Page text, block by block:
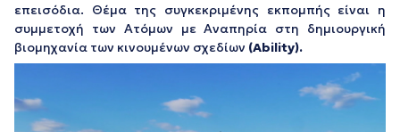
επεισόδια. Θέμα της συγκεκριμένης εκπομπής είναι η
συμμετοχή των Ατόμων με Αναπηρία στη δημιουργική
βιομηχανία των κινουμένων σχεδίων (Ability).